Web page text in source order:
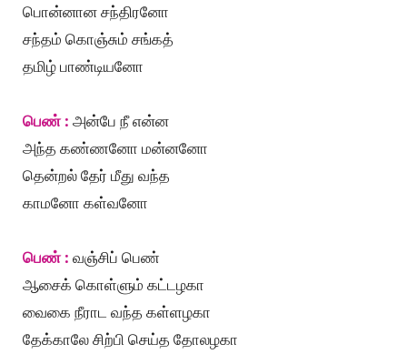
பொன்னான சந்திரனோ
சந்தம் கொஞ்சும் சங்கத்
தமிழ் பாண்டியனோ
பெண் : அன்பே நீ என்ன
அந்த கண்ணனோ மன்னனோ
தென்றல் தேர் மீது வந்த
காமனோ கள்வனோ
பெண் : வஞ்சிப் பெண்
ஆசைக் கொள்ளும் கட்டழகா
வைகை நீராட வந்த கள்ளழகா
தேக்காலே சிற்பி செய்த தோலழகா